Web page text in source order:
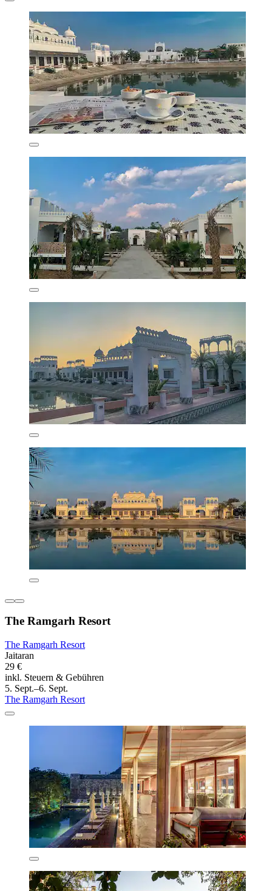
The Ramgarh Resort
The Ramgarh Resort
Jaitaran
29 €
inkl. Steuern & Gebühren
5. Sept.–6. Sept.
The Ramgarh Resort